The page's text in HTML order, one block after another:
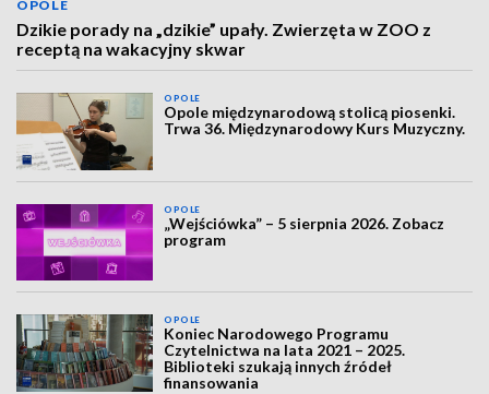
OPOLE
Dzikie porady na „dzikie” upały. Zwierzęta w ZOO z
receptą na wakacyjny skwar
OPOLE
Opole międzynarodową stolicą piosenki.
Trwa 36. Międzynarodowy Kurs Muzyczny.
OPOLE
„Wejściówka” – 5 sierpnia 2026. Zobacz
program
OPOLE
Koniec Narodowego Programu
Czytelnictwa na lata 2021 – 2025.
Biblioteki szukają innych źródeł
finansowania